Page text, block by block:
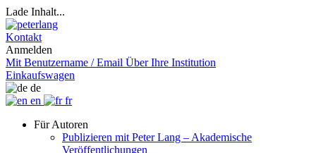
Lade Inhalt...
Kontakt
Anmelden
Mit Benutzername / Email Über Ihre Institution
Einkaufswagen
de
en
fr
Für Autoren
Publizieren mit Peter Lang – Akademische
Veröffentlichungen